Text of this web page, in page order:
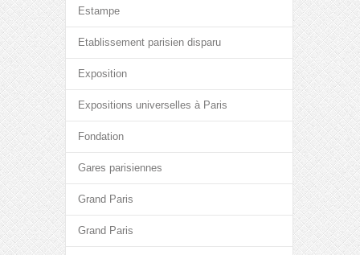
Estampe
Etablissement parisien disparu
Exposition
Expositions universelles à Paris
Fondation
Gares parisiennes
Grand Paris
Grand Paris